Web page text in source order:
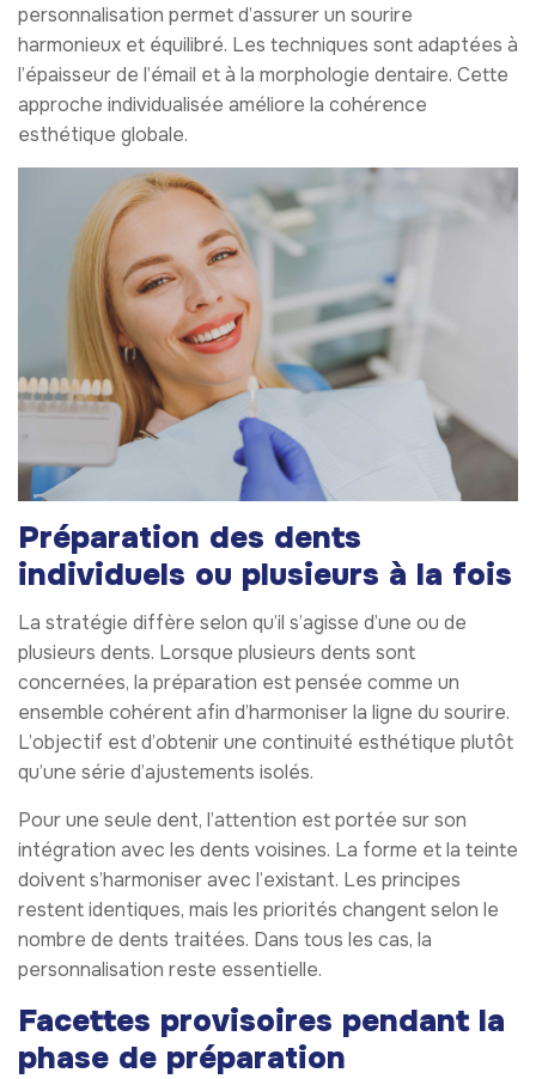
personnalisation permet d’assurer un sourire
harmonieux et équilibré. Les techniques sont adaptées à
l’épaisseur de l’émail et à la morphologie dentaire. Cette
approche individualisée améliore la cohérence
esthétique globale.
Préparation des dents
individuels ou plusieurs à la fois
La stratégie diffère selon qu’il s’agisse d’une ou de
plusieurs dents. Lorsque plusieurs dents sont
concernées, la préparation est pensée comme un
ensemble cohérent afin d’harmoniser la ligne du sourire.
L’objectif est d’obtenir une continuité esthétique plutôt
qu’une série d’ajustements isolés.
Pour une seule dent, l’attention est portée sur son
intégration avec les dents voisines. La forme et la teinte
doivent s’harmoniser avec l’existant. Les principes
restent identiques, mais les priorités changent selon le
nombre de dents traitées. Dans tous les cas, la
personnalisation reste essentielle.
Facettes provisoires pendant la
phase de préparation